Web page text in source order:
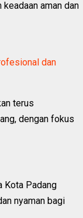
aman dan
dan
terus
dengan fokus
Kota Padang
nyaman bagi